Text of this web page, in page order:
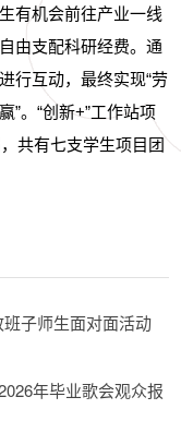
有机会前往产业一线
由支配科研经费。通
行互动，最终实现“劳
”。“创新+”工作站项
共有七支学生项目团
班子师生面对面活动
年毕业歌会观众报